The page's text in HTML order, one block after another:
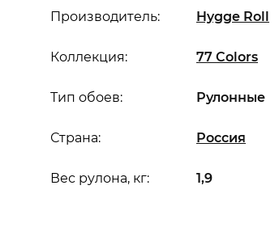
Производитель: Hygge Roll
Коллекция: 77 Colors
Вес рулона, кг: 1,9
Страна: Россия
Тип обоев: Рулонные